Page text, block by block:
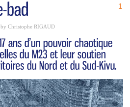
1
by Christophe RIGAUD